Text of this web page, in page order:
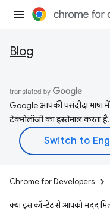
Blog
Google आपकी पसंदीदा भाषा
टेक्नोलॉजी का इस्तेमाल करता
Chrome for Developers
क्या इस कॉन्टेंट से आपको मदद